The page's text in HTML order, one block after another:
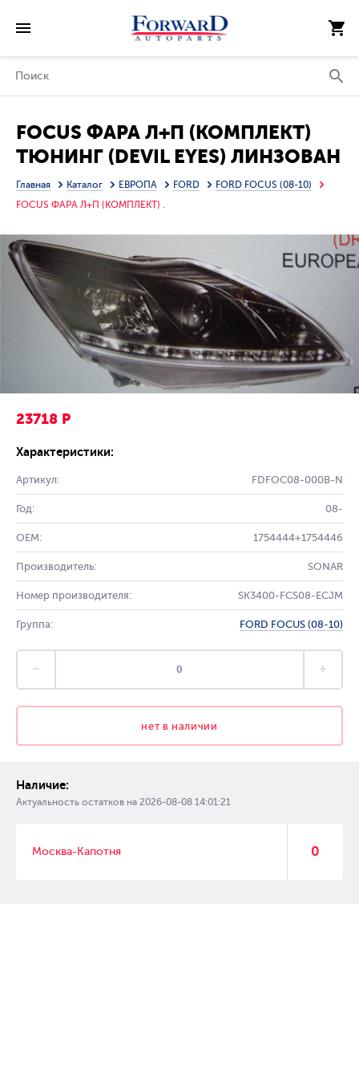
FOCUS ФАРА Л+П (КОМПЛЕКТ)
ТЮНИНГ (DEVIL EYES) ЛИНЗОВАН
(SONAR) ВНУТРИ ЧЕРН
Главная Каталог ЕВРОПА FORD
FORD FOCUS (08-10)
FOCUS ФАРА Л+П (КОМПЛЕКТ) .
23718 Р
Характеристики:
Артикул: FDFOC08-000B-N
Год: 08-
OEM: 1754444+1754446
Производитель: SONAR
Номер производителя: SK3400-FCS08-ECJM
Группа: FORD FOCUS (08-10)
нет в наличии
Наличие:
Актуальность остатков на 2026-08-08 14:01:21
Москва-Капотня 0